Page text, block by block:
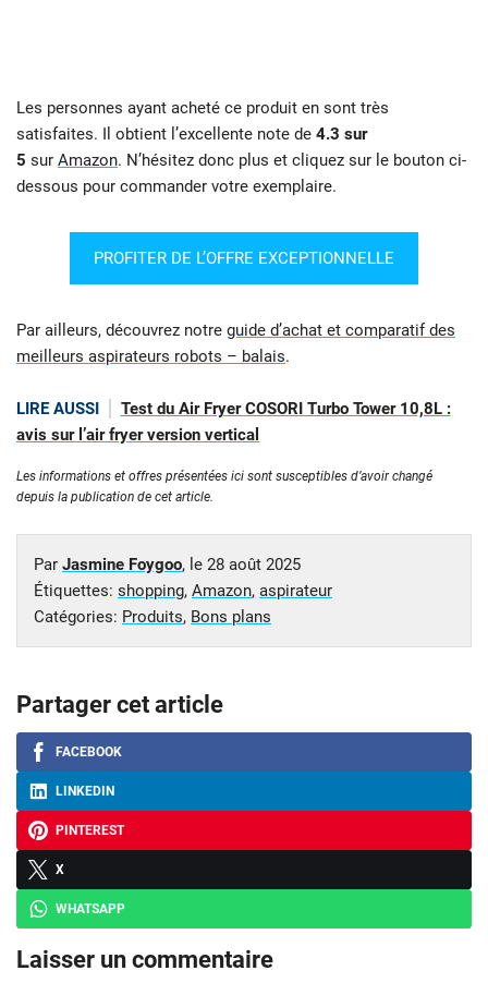
Les personnes ayant acheté ce produit en sont très
satisfaites. Il obtient l’excellente note de 4.3 sur
5 sur Amazon. N’hésitez donc plus et cliquez sur le bouton ci-
dessous pour commander votre exemplaire.
PROFITER DE L’OFFRE EXCEPTIONNELLE
Par ailleurs, découvrez notre guide d’achat et comparatif des
meilleurs aspirateurs robots – balais.
LIRE AUSSI
Test du Air Fryer COSORI Turbo Tower 10,8L :
avis sur l’air fryer version vertical
Les informations et offres présentées ici sont susceptibles d’avoir changé
depuis la publication de cet article.
Par Jasmine Foygoo, le 28 août 2025
Étiquettes: shopping, Amazon, aspirateur
Catégories: Produits, Bons plans
Partager cet article
FACEBOOK
LINKEDIN
PINTEREST
X
WHATSAPP
Laisser un commentaire